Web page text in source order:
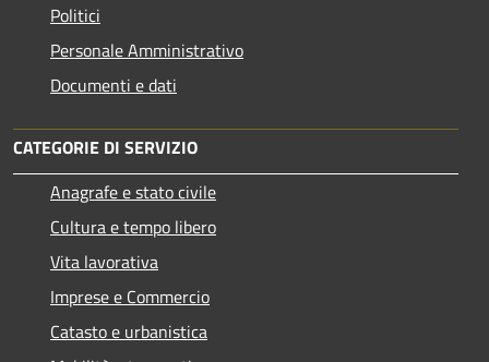
Politici
Personale Amministrativo
Documenti e dati
CATEGORIE DI SERVIZIO
Anagrafe e stato civile
Cultura e tempo libero
Vita lavorativa
Imprese e Commercio
Catasto e urbanistica